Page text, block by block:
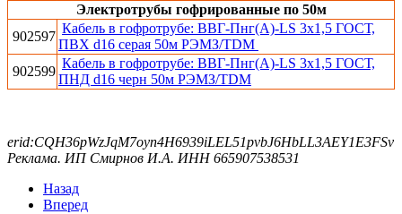
Электротрубы гофрированные по 50м
902597
Кабель в гофротрубе: ВВГ-Пнг(А)-LS 3х1,5 ГОСТ,
ПВХ d16 серая 50м РЭМЗ/TDM
902599
Кабель в гофротрубе: ВВГ-Пнг(А)-LS 3х1,5 ГОСТ,
ПНД d16 черн 50м РЭМЗ/TDM
erid:CQH36pWzJqM7oyn4H6939iLEL51pvbJ6HbLL3AEY1E3FSv
Реклама. ИП Смирнов И.А. ИНН 665907538531
Назад
Вперед